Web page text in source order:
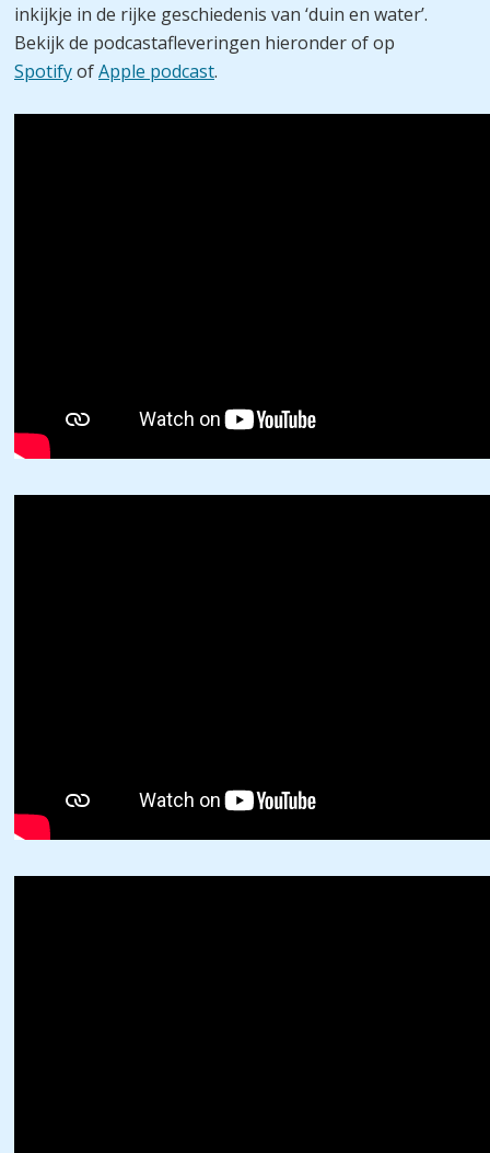
inkijkje in de rijke geschiedenis van ‘duin en water’.
Bekijk de podcastafleveringen hieronder of op
SpotifyofApple podcast.